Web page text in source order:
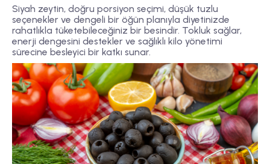
Siyah zeytin, doğru porsiyon seçimi, düşük tuzlu
seçenekler ve dengeli bir öğün planıyla diyetinizde
rahatlıkla tüketebileceğiniz bir besindir. Tokluk sağlar,
enerji dengesini destekler ve sağlıklı kilo yönetimi
sürecine besleyici bir katkı sunar.